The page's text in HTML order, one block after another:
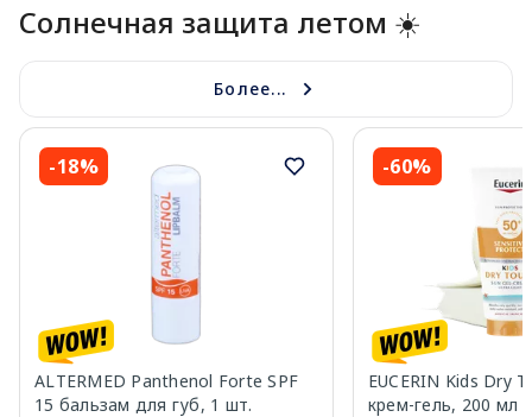
Солнечная защита летом ☀️
Более...
-18%
ALTERMED Panthenol Forte SPF
15 бальзам для губ, 1 шт.
-60%
EUCERIN Kids Dry
крем-гель, 200 мл